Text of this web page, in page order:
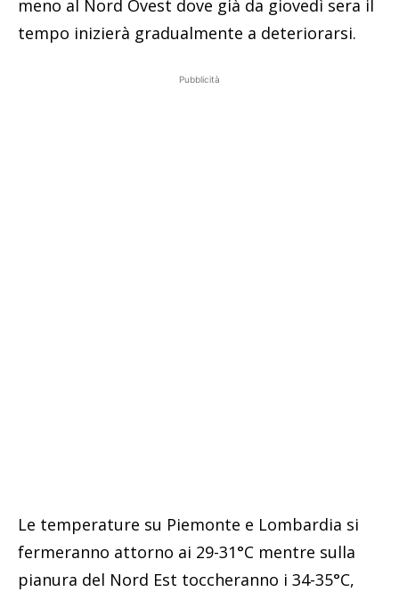
meno al Nord Ovest dove già da giovedì sera il
tempo inizierà gradualmente a deteriorarsi.
Pubblicità
Le temperature su Piemonte e Lombardia si
fermeranno attorno ai 29-31°C mentre sulla
pianura del Nord Est toccheranno i 34-35°C,